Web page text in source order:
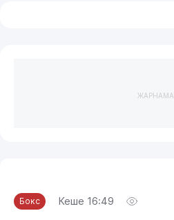
ЖАРНАМА
Бокс Кеше 16:49